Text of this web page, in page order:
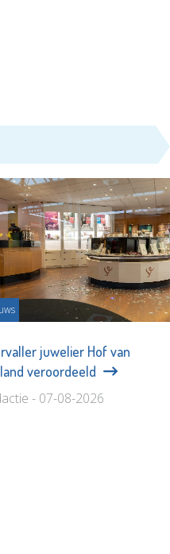
juwelier Hof van
veroordeeld
- 07-08-2026